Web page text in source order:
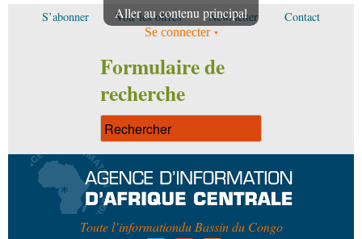
Aller au contenu principal
S’abonner Voir les offres Newsletter Contact
Se connecter
Formulaire de
recherche
Toute l’informationdu Bassin du Congo